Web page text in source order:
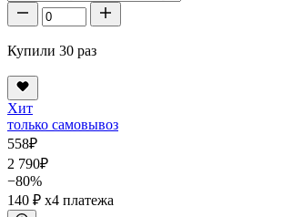
Купили 30 раз
Хит
только самовывоз
558₽
2 790₽
−80%
140 ₽ x4 платежа